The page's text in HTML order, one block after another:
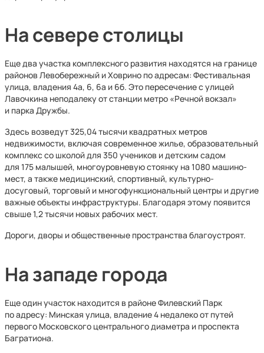
На севере столицы
Еще два участка комплексного развития находятся на границе
районов Левобережный и Ховрино по адресам: Фестивальная
улица, владения 4а, 6, 6а и 6б. Это пересечение с улицей
Лавочкина неподалеку от станции метро «Речной вокзал»
и парка Дружбы.
Здесь возведут 325,04 тысячи квадратных метров
недвижимости, включая современное жилье, образовательный
комплекс со школой для 350 учеников и детским садом
для 175 малышей, многоуровневую стоянку на 1080 машино-
мест, а также медицинский, спортивный, культурно-
досуговый, торговый и многофункциональный центры и другие
важные объекты инфраструктуры. Благодаря этому появится
свыше 1,2 тысячи новых рабочих мест.
Дороги, дворы и общественные пространства благоустроят.
На западе города
Еще один участок находится в районе Филевский Парк
по адресу: Минская улица, владение 4 недалеко от путей
первого Московского центрального диаметра и проспекта
Багратиона.